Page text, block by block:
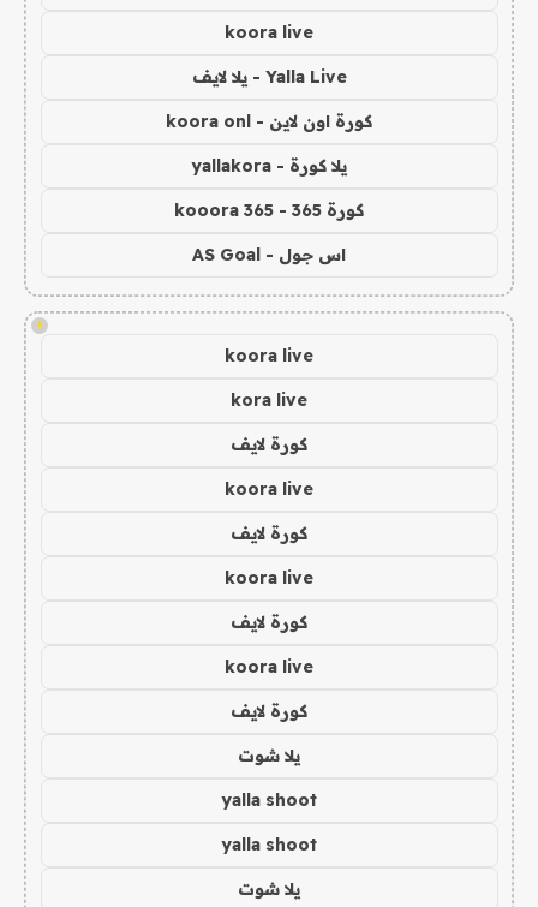
koora live
Yalla Live - يلا لايف
كورة اون لاين - koora onl
يلا كورة - yallakora
كورة 365 - kooora 365
اس جول - AS Goal
!
koora live
kora live
كورة لايف
koora live
كورة لايف
koora live
كورة لايف
koora live
كورة لايف
يلا شوت
yalla shoot
yalla shoot
يلا شوت